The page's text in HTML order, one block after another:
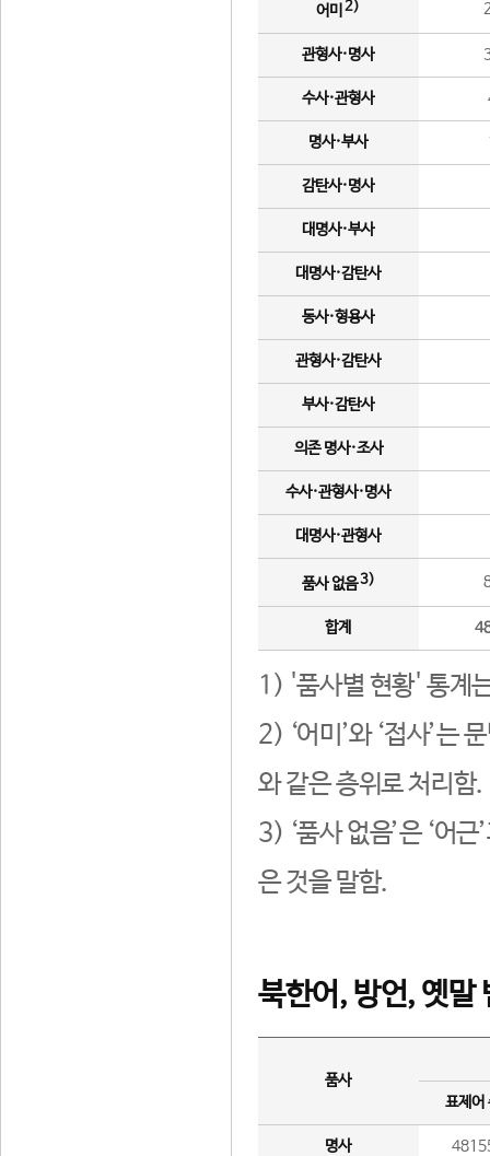
어미 2)
관형사·명사
수사·관형사
명사·부사
감탄사·명사
대명사·부사
대명사·감탄사
동사·형용사
관형사·감탄사
부사·감탄사
의존 명사·조사
수사·관형사·명사
대명사·관형사
품사 없음3)
합계
1) '품사별 현황' 통계
2) ‘어미’와 ‘접사’는
와 같은 층위로 처리함.
3) ‘품사 없음’은 ‘어
은 것을 말함.
북한어, 방언, 옛말
품사
표제어
명사